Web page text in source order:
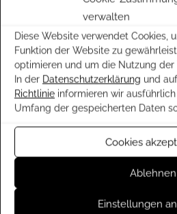
verwalten
Diese Website verwendet Cookies,
Funktion der Website zu
optimieren und um die Nutzung der
In der Datenschutzerklärung und
Richtlinie informieren wir
Umfang der gespeicherten Daten
Cookies
Ablehnen
Einstellungen
Die Versammlung fand wohl
Gasthaus „Drei Könige“ in der
dem Tagungslokal des
Der in Ravensburg
katholische
widmete dem Besuch des
keine Zeile. Unsere recht
über den Ablauf jenes
vielmehr einem